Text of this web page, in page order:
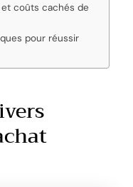
coûts cachés de
pour réussir